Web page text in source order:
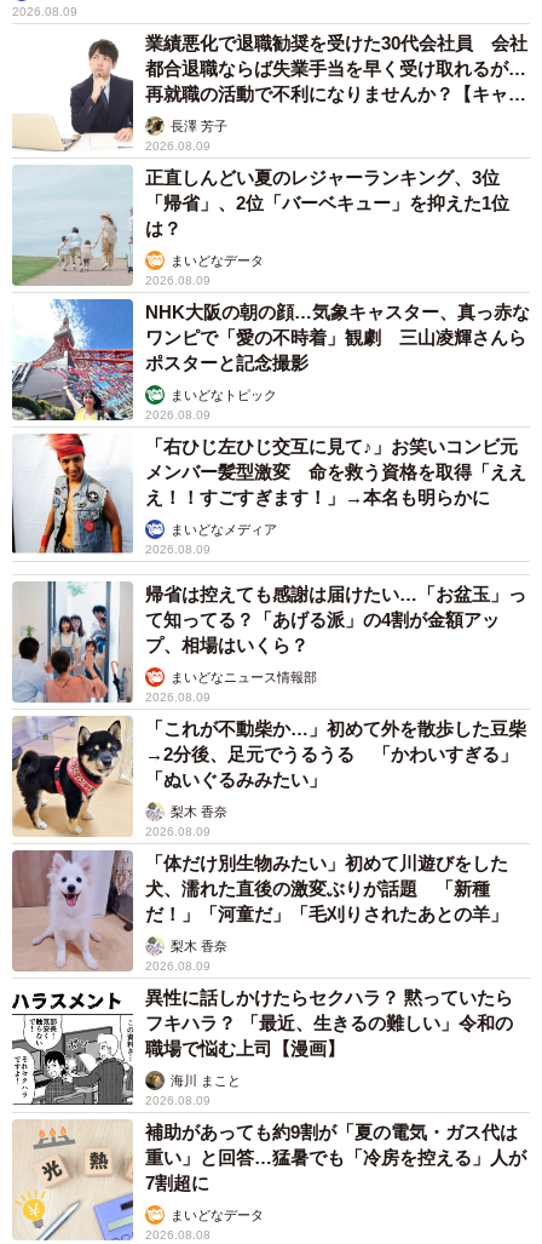
2026.08.09
業績悪化で退職勧奨を受けた30代会社員 会社
都合退職ならば失業手当を早く受け取れるが…
再就職の活動で不利になりませんか？【キャリ
アカウンセラーが解説】
長澤 芳子
2026.08.09
正直しんどい夏のレジャーランキング、3位
「帰省」、2位「バーベキュー」を抑えた1位
は？
まいどなデータ
2026.08.09
NHK大阪の朝の顔…気象キャスター、真っ赤な
ワンピで「愛の不時着」観劇 三山凌輝さんら
ポスターと記念撮影
まいどなトピック
2026.08.09
「右ひじ左ひじ交互に見て♪」お笑いコンビ元
メンバー髪型激変 命を救う資格を取得「ええ
え！！すごすぎます！」→本名も明らかに
まいどなメディア
2026.08.09
帰省は控えても感謝は届けたい…「お盆玉」っ
て知ってる？「あげる派」の4割が金額アッ
プ、相場はいくら？
まいどなニュース情報部
2026.08.09
「これが不動柴か…」初めて外を散歩した豆柴
→2分後、足元でうるうる 「かわいすぎる」
「ぬいぐるみみたい」
梨木 香奈
2026.08.09
「体だけ別生物みたい」初めて川遊びをした
犬、濡れた直後の激変ぶりが話題 「新種
だ！」「河童だ」「毛刈りされたあとの羊」
梨木 香奈
2026.08.09
異性に話しかけたらセクハラ？ 黙っていたら
フキハラ？ 「最近、生きるの難しい」令和の
職場で悩む上司【漫画】
海川 まこと
2026.08.09
補助があっても約9割が「夏の電気・ガス代は
重い」と回答…猛暑でも「冷房を控える」人が
7割超に
まいどなデータ
2026.08.08